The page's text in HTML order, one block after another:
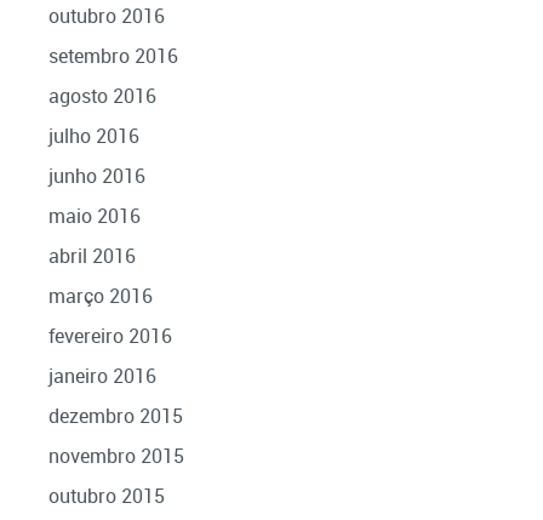
outubro 2016
setembro 2016
agosto 2016
julho 2016
junho 2016
maio 2016
abril 2016
março 2016
fevereiro 2016
janeiro 2016
dezembro 2015
novembro 2015
outubro 2015